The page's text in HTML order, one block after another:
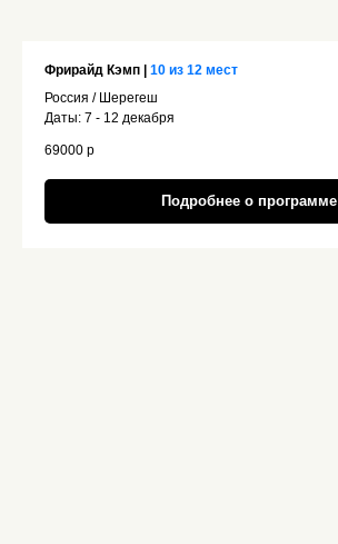
Фрирайд Кэмп | 10 из 12 мест
Россия / Шерегеш
Даты: 7 - 12 декабря
69000 р
Подробнее о программе